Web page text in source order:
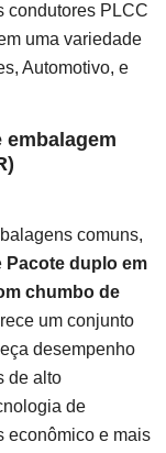
condutores PLCC
uma variedade
Automotivo, e
comuns,
Pacote duplo em
chumbo de
um conjunto
desempenho
de alto
de
econômico e mais